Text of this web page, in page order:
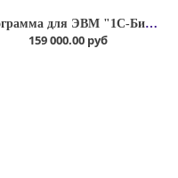
Программа для ЭВМ "1С-Битрикс24". Лицензия Корпоративный портал - 50 (12 мес.)
159 000.00 руб